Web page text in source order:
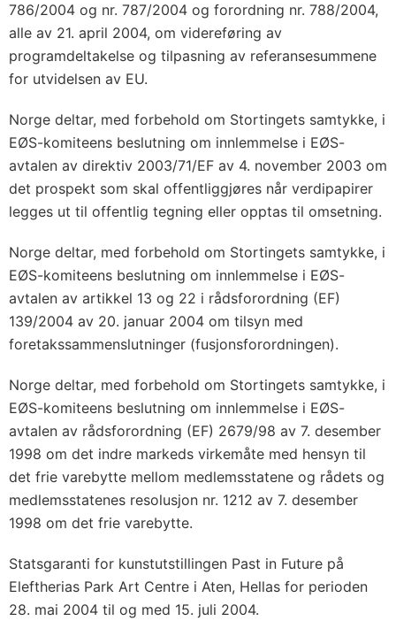
786/2004 og nr. 787/2004 og forordning nr. 788/2004,
alle av 21. april 2004, om videreføring av
programdeltakelse og tilpasning av referansesummene
for utvidelsen av EU.
Norge deltar, med forbehold om Stortingets samtykke, i
EØS-komiteens beslutning om innlemmelse i EØS-
avtalen av direktiv 2003/71/EF av 4. november 2003 om
det prospekt som skal offentliggjøres når verdipapirer
legges ut til offentlig tegning eller opptas til omsetning.
Norge deltar, med forbehold om Stortingets samtykke, i
EØS-komiteens beslutning om innlemmelse i EØS-
avtalen av artikkel 13 og 22 i rådsforordning (EF)
139/2004 av 20. januar 2004 om tilsyn med
foretakssammenslutninger (fusjonsforordningen).
Norge deltar, med forbehold om Stortingets samtykke, i
EØS-komiteens beslutning om innlemmelse i EØS-
avtalen av rådsforordning (EF) 2679/98 av 7. desember
1998 om det indre markeds virkemåte med hensyn til
det frie varebytte mellom medlemsstatene og rådets og
medlemsstatenes resolusjon nr. 1212 av 7. desember
1998 om det frie varebytte.
Statsgaranti for kunstutstillingen Past in Future på
Eleftherias Park Art Centre i Aten, Hellas for perioden
28. mai 2004 til og med 15. juli 2004.